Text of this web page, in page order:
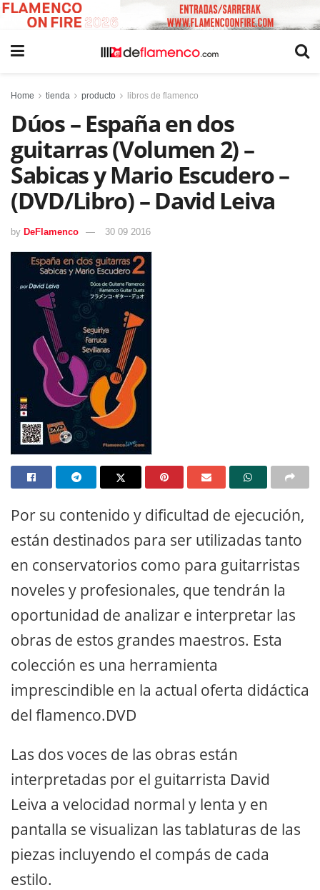
Home tienda producto libros de flamenco
Dúos – España en dos
guitarras (Volumen 2) –
Sabicas y Mario Escudero –
(DVD/Libro) – David Leiva
by DeFlamenco 30 09 2016
Por su contenido y dificultad de ejecución,
están destinados para ser utilizadas tanto
en conservatorios como para guitarristas
noveles y profesionales, que tendrán la
oportunidad de analizar e interpretar las
obras de estos grandes maestros. Esta
colección es una herramienta
imprescindible en la actual oferta didáctica
del flamenco.DVD
Las dos voces de las obras están
interpretadas por el guitarrista David
Leiva a velocidad normal y lenta y en
pantalla se visualizan las tablaturas de las
piezas incluyendo el compás de cada
estilo.